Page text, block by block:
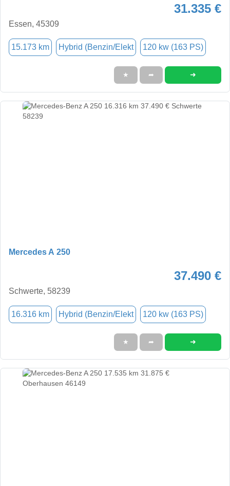
31.335 €
Essen, 45309
15.173 km Hybrid (Benzin/Elekt 120 kw (163 PS)
★ ➦ ➜
Mercedes A 250
37.490 €
Schwerte, 58239
16.316 km Hybrid (Benzin/Elekt 120 kw (163 PS)
★ ➦ ➜